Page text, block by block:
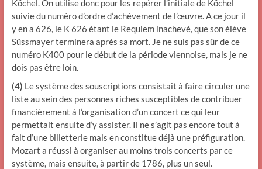
Köchel. On utilise donc pour les repérer l’initiale de Köchel
suivie du numéro d’ordre d’achèvement de l’œuvre. A ce jour il
y en a 626, le K 626 étant le Requiem inachevé, que son élève
Süssmayer terminera après sa mort. Je ne suis pas sûr de ce
numéro K400 pour le début de la période viennoise, mais je ne
dois pas être loin.
(4) Le système des souscriptions consistait à faire circuler une
liste au sein des personnes riches susceptibles de contribuer
financièrement à l’organisation d’un concert ce qui leur
permettait ensuite d’y assister. Il ne s’agit pas encore tout à
fait d’une billetterie mais en constitue déjà une préfiguration.
Mozart a réussi à organiser au moins trois concerts par ce
système, mais ensuite, à partir de 1786, plus un seul.